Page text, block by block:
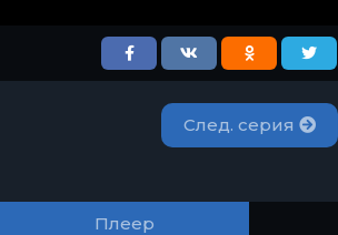
След. серия
Плеер